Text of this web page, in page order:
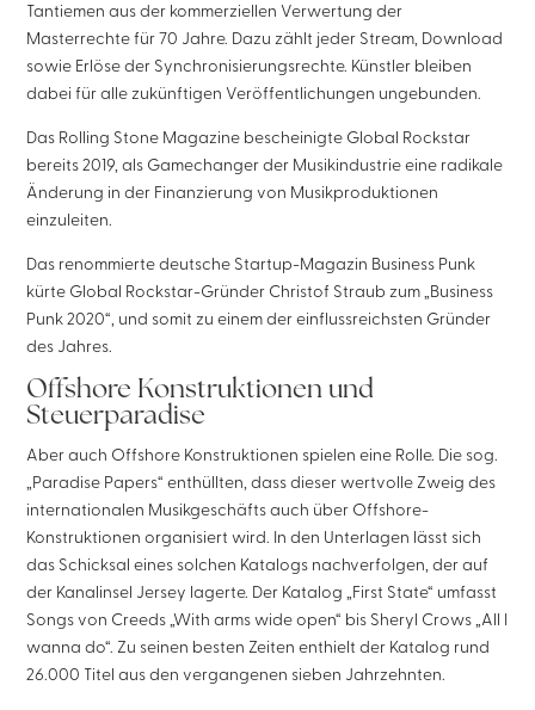
Tantiemen aus der kommerziellen Verwertung der
Masterrechte für 70 Jahre. Dazu zählt jeder Stream, Download
sowie Erlöse der Synchronisierungsrechte. Künstler bleiben
dabei für alle zukünftigen Veröffentlichungen ungebunden.
Das Rolling Stone Magazine bescheinigte Global Rockstar
bereits 2019, als Gamechanger der Musikindustrie eine radikale
Änderung in der Finanzierung von Musikproduktionen
einzuleiten.
Das renommierte deutsche Startup-Magazin Business Punk
kürte Global Rockstar-Gründer Christof Straub zum „Business
Punk 2020“, und somit zu einem der einflussreichsten Gründer
des Jahres.
Offshore Konstruktionen und
Steuerparadise
Aber auch Offshore Konstruktionen spielen eine Rolle. Die sog.
„Paradise Papers“ enthüllten, dass dieser wertvolle Zweig des
internationalen Musikgeschäfts auch über Offshore-
Konstruktionen organisiert wird. In den Unterlagen lässt sich
das Schicksal eines solchen Katalogs nachverfolgen, der auf
der Kanalinsel Jersey lagerte. Der Katalog „First State“ umfasst
Songs von Creeds „With arms wide open“ bis Sheryl Crows „All I
wanna do“. Zu seinen besten Zeiten enthielt der Katalog rund
26.000 Titel aus den vergangenen sieben Jahrzehnten.